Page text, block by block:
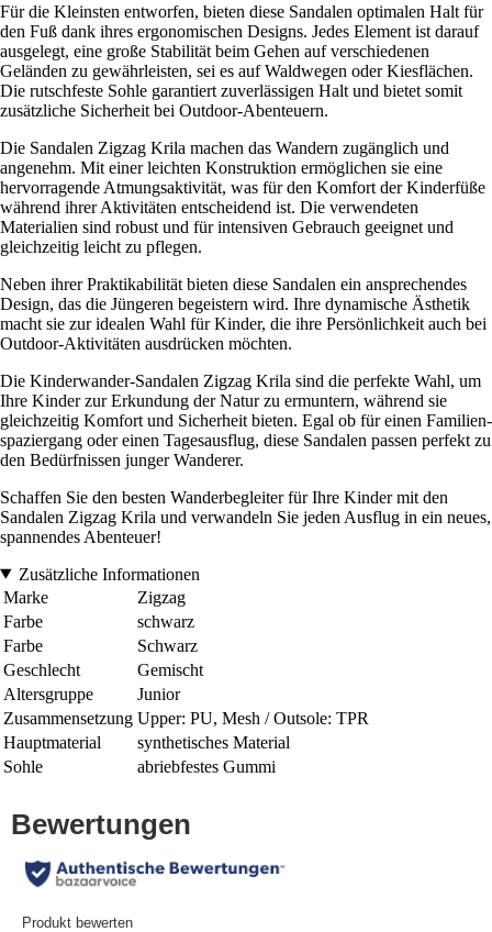
Für die Kleinsten entworfen, bieten diese Sandalen optimalen Halt für
den Fuß dank ihres ergonomischen Designs. Jedes Element ist darauf
ausgelegt, eine große Stabilität beim Gehen auf verschiedenen
Geländen zu gewährleisten, sei es auf Waldwegen oder Kiesflächen.
Die rutschfeste Sohle garantiert zuverlässigen Halt und bietet somit
zusätzliche Sicherheit bei Outdoor-Abenteuern.
Die Sandalen Zigzag Krila machen das Wandern zugänglich und
angenehm. Mit einer leichten Konstruktion ermöglichen sie eine
hervorragende Atmungsaktivität, was für den Komfort der Kinderfüße
während ihrer Aktivitäten entscheidend ist. Die verwendeten
Materialien sind robust und für intensiven Gebrauch geeignet und
gleichzeitig leicht zu pflegen.
Neben ihrer Praktikabilität bieten diese Sandalen ein ansprechendes
Design, das die Jüngeren begeistern wird. Ihre dynamische Ästhetik
macht sie zur idealen Wahl für Kinder, die ihre Persönlichkeit auch bei
Outdoor-Aktivitäten ausdrücken möchten.
Die Kinderwander-Sandalen Zigzag Krila sind die perfekte Wahl, um
Ihre Kinder zur Erkundung der Natur zu ermuntern, während sie
gleichzeitig Komfort und Sicherheit bieten. Egal ob für einen Familien-
spaziergang oder einen Tagesausflug, diese Sandalen passen perfekt zu
den Bedürfnissen junger Wanderer.
Schaffen Sie den besten Wanderbegleiter für Ihre Kinder mit den
Sandalen Zigzag Krila und verwandeln Sie jeden Ausflug in ein neues,
spannendes Abenteuer!
Zusätzliche Informationen
Marke
Zigzag
Farbe
schwarz
Farbe
Schwarz
Geschlecht
Gemischt
Altersgruppe
Junior
Zusammensetzung Upper: PU, Mesh / Outsole: TPR
Hauptmaterial
synthetisches Material
Sohle
abriebfestes Gummi